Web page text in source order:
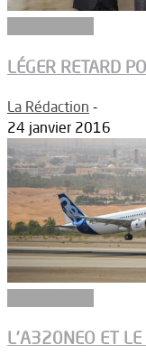
LÉGER RETARD
La Rédaction -
24 janvier 2016
L’A320NEO ET LE